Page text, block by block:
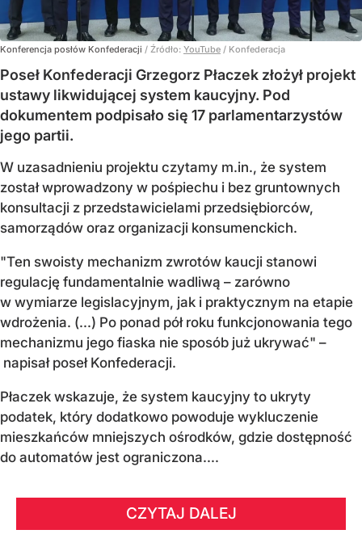
Konferencja posłów Konfederacji / Źródło: YouTube / Konfederacja
Poseł Konfederacji Grzegorz Płaczek złożył projekt
ustawy likwidującej system kaucyjny. Pod
dokumentem podpisało się 17 parlamentarzystów
jego partii.
W uzasadnieniu projektu czytamy m.in., że system
został wprowadzony w pośpiechu i bez gruntownych
konsultacji z przedstawicielami przedsiębiorców,
samorządów oraz organizacji konsumenckich.
"Ten swoisty mechanizm zwrotów kaucji stanowi
regulację fundamentalnie wadliwą – zarówno
w wymiarze legislacyjnym, jak i praktycznym na etapie
wdrożenia. (...) Po ponad pół roku funkcjonowania tego
mechanizmu jego fiaska nie sposób już ukrywać" –
napisał poseł Konfederacji.
Płaczek wskazuje, że system kaucyjny to ukryty
podatek, który dodatkowo powoduje wykluczenie
mieszkańców mniejszych ośrodków, gdzie dostępność
do automatów jest ograniczona....
CZYTAJ DALEJ